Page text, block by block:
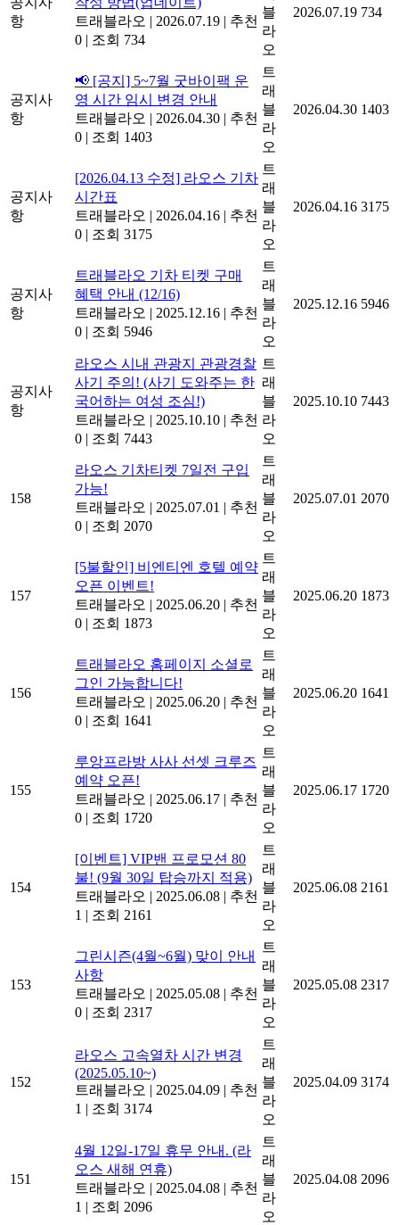
항
트래블라오 | 2026.07.19 | 추천
0 | 조회 734
블
라
오
2026.07.19 734
공지사
항
📢 [공지] 5~7월 굿바이팩 운
영 시간 임시 변경 안내
트래블라오 | 2026.04.30 | 추천
0 | 조회 1403
트
래
블
라
오
2026.04.30 1403
공지사
항
[2026.04.13 수정] 라오스 기차
시간표
트래블라오 | 2026.04.16 | 추천
0 | 조회 3175
트
래
블
라
오
2026.04.16 3175
공지사
항
트래블라오 기차 티켓 구매
혜택 안내 (12/16)
트래블라오 | 2025.12.16 | 추천
0 | 조회 5946
트
래
블
라
오
2025.12.16 5946
공지사
항
라오스 시내 관광지 관광경찰
사기 주의! (사기 도와주는 한
국어하는 여성 조심!)
트래블라오 | 2025.10.10 | 추천
0 | 조회 7443
트
래
블
라
오
2025.10.10 7443
158
라오스 기차티켓 7일전 구입
가능!
트래블라오 | 2025.07.01 | 추천
0 | 조회 2070
트
래
블
라
오
2025.07.01 2070
157
[5불할인] 비엔티엔 호텔 예약
오픈 이벤트!
트래블라오 | 2025.06.20 | 추천
0 | 조회 1873
트
래
블
라
오
2025.06.20 1873
156
트래블라오 홈페이지 소셜로
그인 가능합니다!
트래블라오 | 2025.06.20 | 추천
0 | 조회 1641
트
래
블
라
오
2025.06.20 1641
155
루앙프라방 사사 선셋 크루즈
예약 오픈!
트래블라오 | 2025.06.17 | 추천
0 | 조회 1720
트
래
블
라
오
2025.06.17 1720
154
[이벤트] VIP밴 프로모션 80
불! (9월 30일 탑승까지 적용)
트래블라오 | 2025.06.08 | 추천
1 | 조회 2161
트
래
블
라
오
2025.06.08 2161
153
그린시즌(4월~6월) 맞이 안내
사항
트래블라오 | 2025.05.08 | 추천
0 | 조회 2317
트
래
블
라
오
2025.05.08 2317
152
라오스 고속열차 시간 변경
(2025.05.10~)
트래블라오 | 2025.04.09 | 추천
1 | 조회 3174
트
래
블
라
오
2025.04.09 3174
151
4월 12일-17일 휴무 안내. (라
오스 새해 연휴)
트래블라오 | 2025.04.08 | 추천
1 | 조회 2096
트
래
블
라
오
2025.04.08 2096